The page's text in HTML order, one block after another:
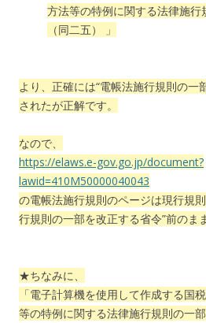
方法等の特例に関する法律施
（同二五） 」
より、正確には“電帳法施行規則の一
されたが正解です。
なので、
https://elaws.e-gov.go.jp/document?
lawid=410M50000040043
の電帳法施行規則のページは現行規
行規則の一部を改正する省令”前のま
★ちなみに、
「電子計算機を使用して作成する国
等の特例に関する法律施行規則の一